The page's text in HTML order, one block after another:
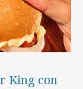
King con